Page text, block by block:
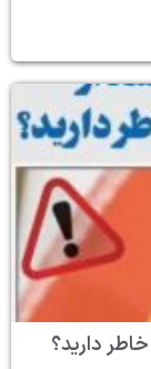
خاطر دارید؟